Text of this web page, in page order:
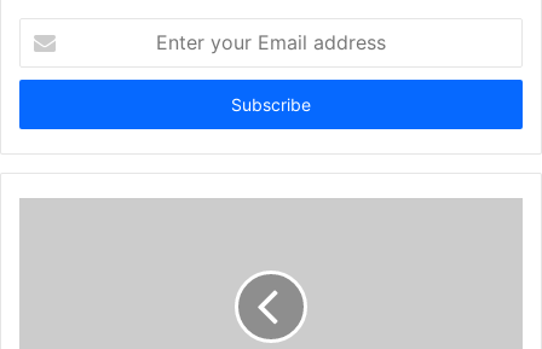
your
Email